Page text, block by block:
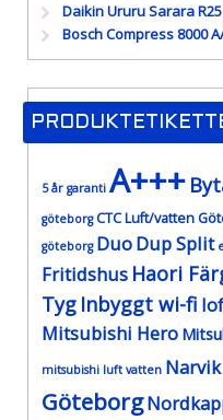
Daikin Ururu Sarara R25
Bosch Compress 8000
5 år garanti A+++
göteborg CTC Luft/vatten
göteborg DuoDup Split
Fritidshus Haori
Tyg Inbyggt wi-fi
Mitsubishi Hero
mitsubishi luft vatten Narvik
Göteborg